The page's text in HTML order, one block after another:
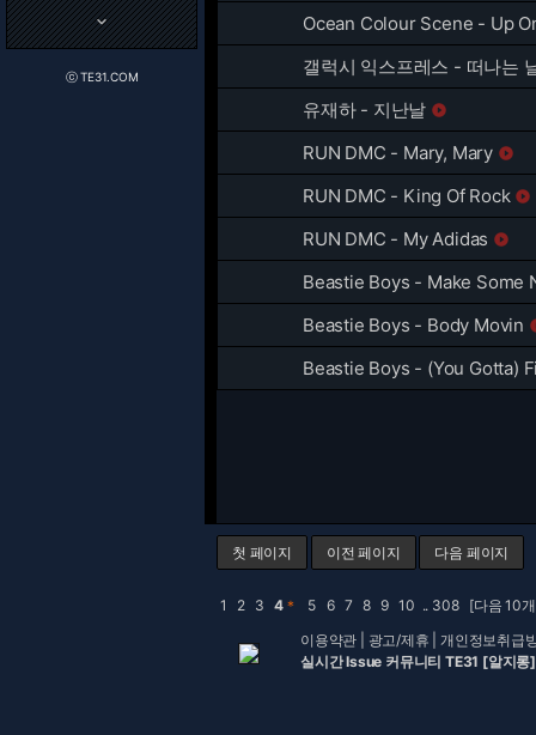
keyboard_arrow_down
ⓒ TE31.COM
Ocean Colour Scene - Up
갤럭시 익스프레스 - 떠나는
유재하 - 지난날 
RUN DMC - Mary, Mary 
RUN DMC - King Of Rock 
RUN DMC - My Adidas 
Beastie Boys - Make Some
Beastie Boys - Body Movin
Beastie Boys - (You Gotta)
첫 페이지 이전 페이지 다음 페이지
1 2 3 4 ＊ 5 6 7 8 9 10 .. 308 [다음 10
이용약관
광고/제휴 |개인정보취급
실시간 Issue 커뮤니티 TE31 [알지